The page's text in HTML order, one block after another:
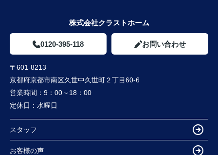
株式会社クラストホーム
0120-395-118 お問い合わせ
〒601-8213
京都府京都市南区久世中久世町２丁目60-6
営業時間： 9：00～18：00
定休日： 水曜日
スタッフ
お客様の声